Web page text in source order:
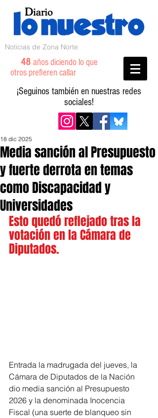
Noticias de Zona Norte
48 años diciendo lo que
otros prefieren callar
¡Seguinos también en nuestras redes
sociales!
Media sanción al Presupuesto
y fuerte derrota en temas
como Discapacidad y
Universidades
18 dic 2025
Esto quedó reflejado tras la
votación en la Cámara de
Diputados.
Entrada la madrugada del jueves, la
Cámara de Diputados de la Nación
dio media sanción al Presupuesto
2026 y la denominada Inocencia
Fiscal (una suerte de blanqueo sin